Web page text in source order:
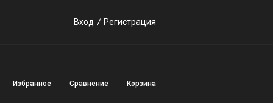
Вход Регистрация
Избранное Сравнение Корзина